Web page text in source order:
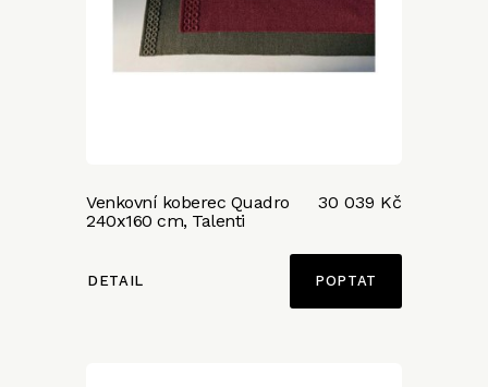
Venkovní koberec Quadro
240x160 cm, Talenti
30 039 Kč
DETAIL POPTAT